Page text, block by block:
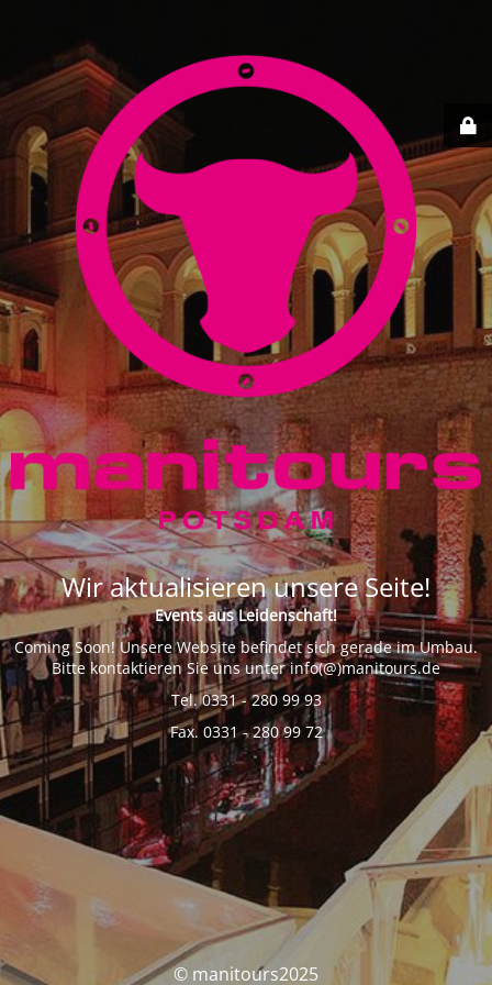
Wir aktualisieren unsere Seite!
Events aus Leidenschaft!
Coming Soon! Unsere Website befindet sich gerade im Umbau.
Bitte kontaktieren Sie uns unter info(@)manitours.de
Tel. 0331 - 280 99 93
Fax. 0331 - 280 99 72
© manitours2025